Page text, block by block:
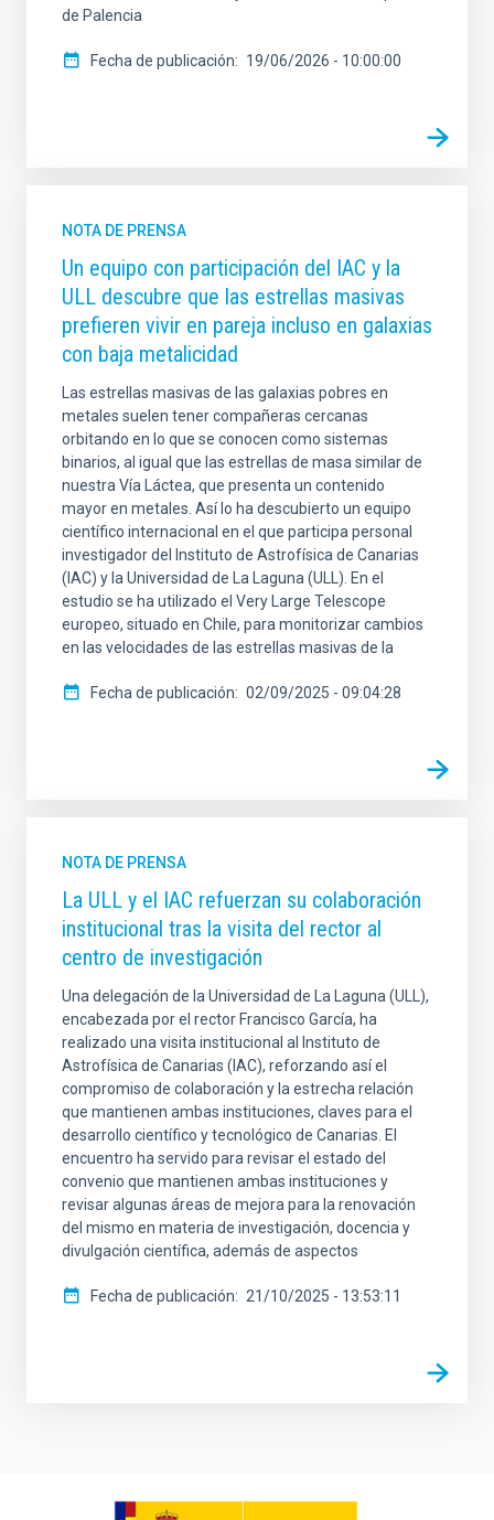
de Palencia
Fecha de publicación 19/06/2026 - 10:00:00
NOTA DE PRENSA
Un equipo con participación del IAC y la
ULL descubre que las estrellas masivas
prefieren vivir en pareja incluso en galaxias
con baja metalicidad
Las estrellas masivas de las galaxias pobres en
metales suelen tener compañeras cercanas
orbitando en lo que se conocen como sistemas
binarios, al igual que las estrellas de masa similar de
nuestra Vía Láctea, que presenta un contenido
mayor en metales. Así lo ha descubierto un equipo
científico internacional en el que participa personal
investigador del Instituto de Astrofísica de Canarias
(IAC) y la Universidad de La Laguna (ULL). En el
estudio se ha utilizado el Very Large Telescope
europeo, situado en Chile, para monitorizar cambios
en las velocidades de las estrellas masivas de la
Fecha de publicación 02/09/2025 - 09:04:28
NOTA DE PRENSA
La ULL y el IAC refuerzan su colaboración
institucional tras la visita del rector al
centro de investigación
Una delegación de la Universidad de La Laguna (ULL),
encabezada por el rector Francisco García, ha
realizado una visita institucional al Instituto de
Astrofísica de Canarias (IAC), reforzando así el
compromiso de colaboración y la estrecha relación
que mantienen ambas instituciones, claves para el
desarrollo científico y tecnológico de Canarias. El
encuentro ha servido para revisar el estado del
convenio que mantienen ambas instituciones y
revisar algunas áreas de mejora para la renovación
del mismo en materia de investigación, docencia y
divulgación científica, además de aspectos
Fecha de publicación 21/10/2025 - 13:53:11